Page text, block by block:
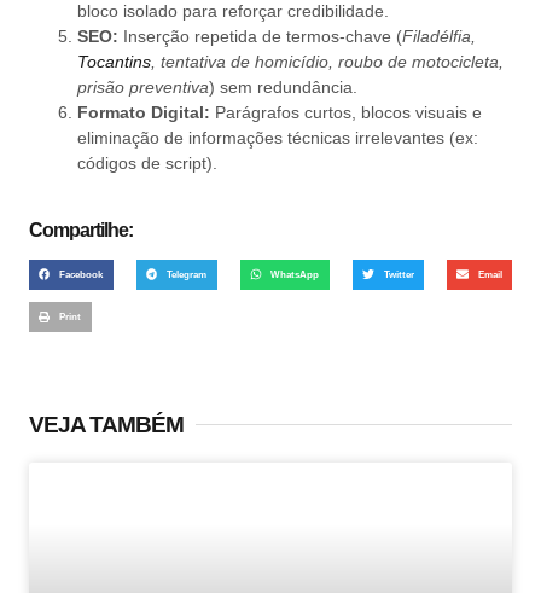
bloco isolado para reforçar credibilidade.
SEO: Inserção repetida de termos-chave (Filadélfia,
Tocantins , tentativa de homicídio, roubo de motocicleta,
prisão preventiva) sem redundância.
Formato Digital: Parágrafos curtos, blocos visuais e
eliminação de informações técnicas irrelevantes (ex:
códigos de script).
Compartilhe:
Facebook Telegram WhatsApp Twitter Email
Print
VEJA TAMBÉM